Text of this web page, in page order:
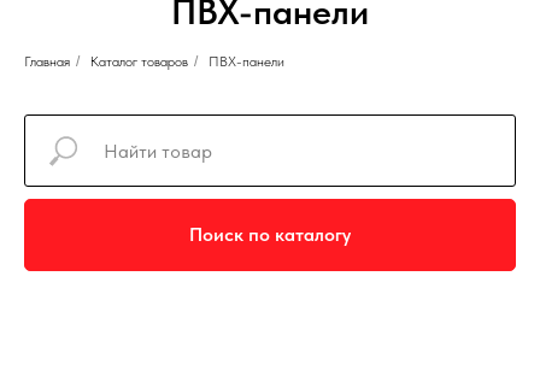
ПВХ-панели
Главная / Каталог товаров / ПВХ-панели
Поиск по каталогу